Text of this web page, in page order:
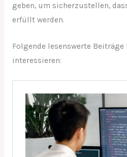
geben, um sicherzustellen,
erfüllt werden.
Folgende lesenswerte Beiträge
interessieren: